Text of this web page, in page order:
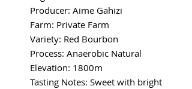
Producer: Aime Gahizi
Farm: Private Farm
Variety: Red Bourbon
Process: Anaerobic Natural
Elevation: 1800m
Tasting Notes: Sweet with bright